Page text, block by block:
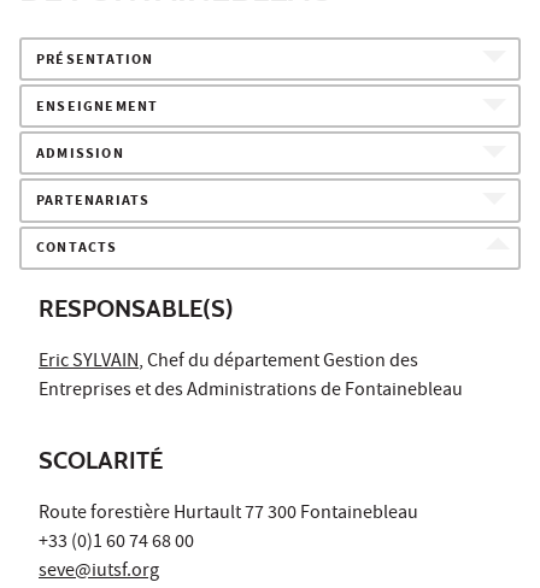
PRÉSENTATION
ENSEIGNEMENT
ADMISSION
PARTENARIATS
CONTACTS
RESPONSABLE(S)
Eric SYLVAIN, Chef du département Gestion des
Entreprises et des Administrations de Fontainebleau
SCOLARITÉ
Route forestière Hurtault 77 300 Fontainebleau
+33 (0)1 60 74 68 00
seve@iutsf.org